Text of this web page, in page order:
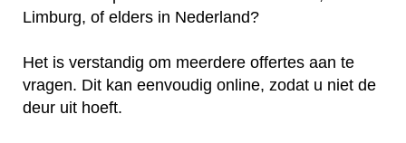
Limburg, of elders in Nederland?
Het is verstandig om meerdere offertes aan te
vragen. Dit kan eenvoudig online, zodat u niet de
deur uit hoeft.